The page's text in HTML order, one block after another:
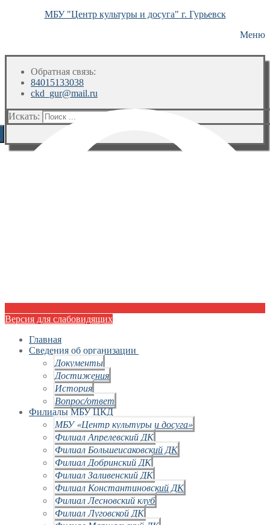
МБУ "Центр культуры и досуга" г. Гурьевск
Меню
Обратная связь:
84015133038
ckd_gur@mail.ru
Искать:
Версия для слабовидящих
Главная
Сведения об организации
Документы
Достижения
История
Вопрос/ответ
Филиалы МБУ ЦКД
МБУ «Центр культуры и досуга»
Филиал Апрелевский ДК
Филиал Большеисаковский ДК
Филиал Добринский ДК
Филиал Заливенский ДК
Филиал Константиновский ДК
Филиал Лесновский клуб
Филиал Луговской ДК